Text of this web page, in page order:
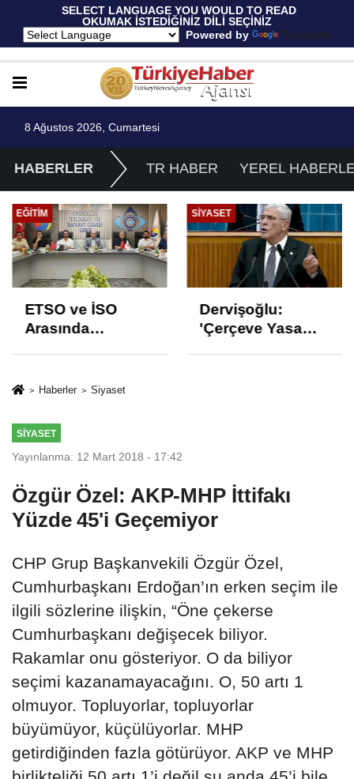
SELECT LANGUAGE YOU WOULD TO READ
OKUMAK İSTEDİĞİNİZ DİLİ SEÇİNİZ
Powered by
Translate
8 Ağustos 2026, Cumartesi
HABERLER TR HABER YEREL
EĞITIM
ETSO ve İSO
Arasında
Protokolü
SIYASET
Dervişoğlu:
'Çerçeve Yasa
Haberler Siyaset
SIYASET
Yayınlanma: 12 Mart 2018 - 17:42
Özgür Özel: AKP-MHP İttifakı
Yüzde 45'i Geçemiyor
CHP Grup Başkanvekili Özgür Özel,
Cumhurbaşkanı Erdoğan’ın erken seçim ile
ilgili sözlerine ilişkin, “Öne çekerse
Cumhurbaşkanı değişecek biliyor.
Rakamlar onu gösteriyor. O da biliyor
seçimi kazanamayacağını. O, 50 artı 1
olmuyor. Topluyorlar, topluyorlar
büyümüyor, küçülüyorlar. MHP
getirdiğinden fazla götürüyor. AKP ve MHP